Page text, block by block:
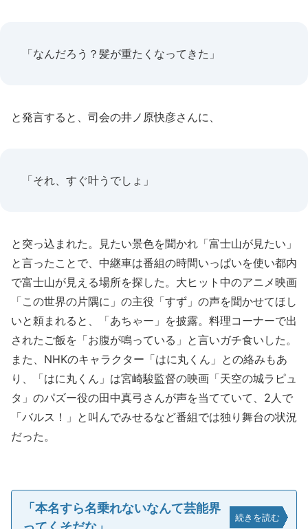
「なんだろう？髪が重たくなってきた」
と発言すると、司会の井ノ原快彦さんに、
「それ、すぐ叶うでしょ」
と突っ込まれた。見たい景色を聞かれ「富士山が見たい」
と言ったことで、中継車は番組の時間いっぱいを使い都内
で富士山が見える場所を探した。大ヒット中のアニメ映画
「この世界の片隅に」の主役「すず」の声を聞かせてほし
いと頼まれると、「あちゃー」を披露。料理コーナーで出
されたご飯を「お腹が鳴っている」と言いガチ食いした。
また、NHKのキャラクター「はに丸くん」との絡みもあ
り、「はに丸くん」は宮崎駿監督の映画「天空の城ラピュ
タ」のパズー役の田中真弓さんが声を当てていて、2人で
「バルス！」と叫んでみせるなど番組では独り舞台の状況
だった。
「本名すら名乗れないなんて芸能界
続きを読む